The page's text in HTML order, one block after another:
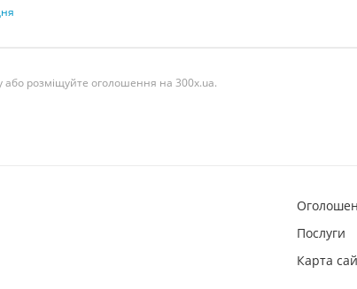
або розміщуйте оголошення на 300x.ua.
Послуги
Карта